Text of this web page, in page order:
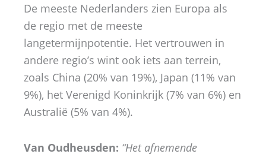
De meeste Nederlanders zien Europa als
de regio met de meeste
langetermijnpotentie. Het vertrouwen in
andere regio’s wint ook iets aan terrein,
zoals China (20% van 19%), Japan (11% van
9%), het Verenigd Koninkrijk (7% van 6%) en
Australië (5% van 4%).
Van Oudheusden: “Het afnemende